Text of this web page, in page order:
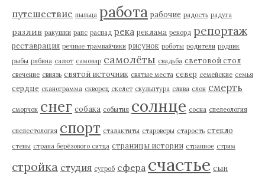
путешествие пыльца работа рабочие радость радуга
разлив ракушки рапс распад река реклама рекорд репортаж
реставрация речные трамвайчики рисунок роботы родители родник
рыбы рябина салют самовар самолёты свадьба световой стол
свечение свиязь святой источник святые места север семейские семья
сердце сканограмма скворец скелет скульптура слива слон смерть
сморчок снег собака события солнце сосна спелеология
спелестология спорт сталактиты староверы старость стекло
стены страна берёзового ситца страницы истории странное стрим
стройка студия сугроб сфера счастье сын